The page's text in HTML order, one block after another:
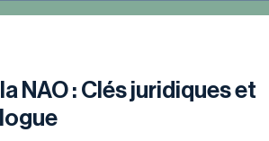
NAO : Clés juridiques et